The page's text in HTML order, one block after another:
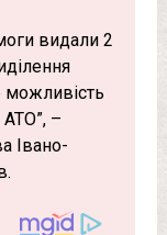
видали 2
можливість
–
Івано-